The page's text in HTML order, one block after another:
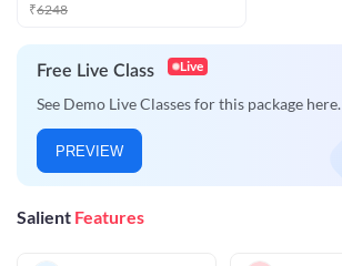
₹6248
Free Live Class Live
See Demo Live Classes for this package here.
PREVIEW
Salient Features